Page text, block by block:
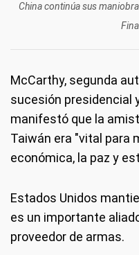
China continúa sus
McCarthy, segunda
sucesión presidencial
manifestó que la
Taiwán era "vital para
económica, la paz y
Estados Unidos
es un importante
proveedor de armas.